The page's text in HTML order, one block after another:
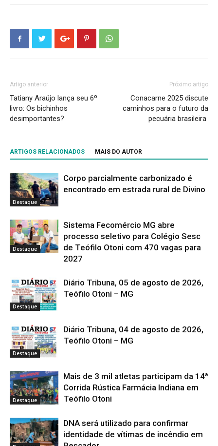
Artigo anterior
Tatiany Araújo lança seu 6º
livro: Os bichinhos
desimportantes?
Próximo artigo
Conacarne 2025 discute
caminhos para o futuro da
pecuária brasileira
ARTIGOS RELACIONADOS MAIS DO AUTOR
Destaque
Corpo parcialmente carbonizado é
encontrado em estrada rural de Divino
Destaque
Sistema Fecomércio MG abre
processo seletivo para Colégio Sesc
de Teófilo Otoni com 470 vagas para
2027
Destaque
Diário Tribuna, 05 de agosto de 2026,
Teófilo Otoni – MG
Destaque
Diário Tribuna, 04 de agosto de 2026,
Teófilo Otoni – MG
Destaque
Mais de 3 mil atletas participam da 14ª
Corrida Rústica Farmácia Indiana em
Teófilo Otoni
DNA será utilizado para confirmar
identidade de vítimas de incêndio em